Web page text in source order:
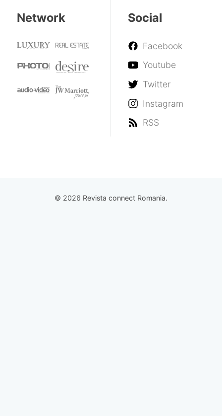
Network Social
Facebook
Youtube
Twitter
Instagram
RSS
© 2026 Revista connect Romania.